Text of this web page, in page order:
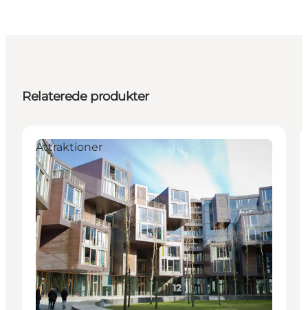
Relaterede produkter
Attraktioner